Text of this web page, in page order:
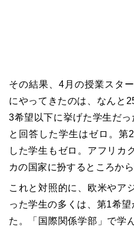
その結果、4 月の授業スタ
にやってきたのは、なんと
3希望以下に挙げた学生だっ
と回答した学生はゼロ。第2
した学生もゼロ。アフリカ
カの国家に扮するところか
これと対照的に、欧米やア
った学生の多くは、第1希望
た。「国際関係学部」で学